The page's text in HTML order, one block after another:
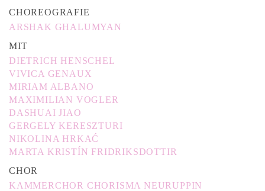
CHOREOGRAFIE
ARSHAK GHALUMYAN
MIT
DIETRICH HENSCHEL
VIVICA GENAUX
MIRIAM ALBANO
MAXIMILIAN VOGLER
DASHUAI JIAO
GERGELY KERESZTURI
NIKOLINA HRKAĆ
MARTA KRISTÍN FRIDRIKSDOTTIR
CHOR
KAMMERCHOR CHORISMA NEURUPPIN